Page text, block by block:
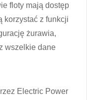
floty mają dostęp
korzystać z funkcji
żurawia,
wszelkie dane
Electric Power